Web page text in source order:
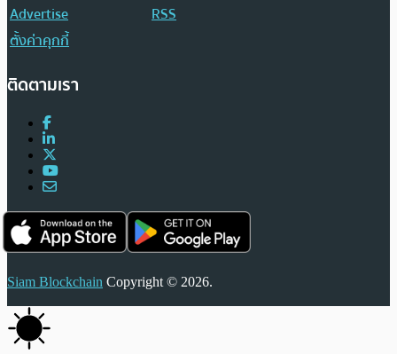
Advertise
RSS
ตั้งค่าคุกกี้
ติดตามเรา
Siam Blockchain Copyright © 2026.